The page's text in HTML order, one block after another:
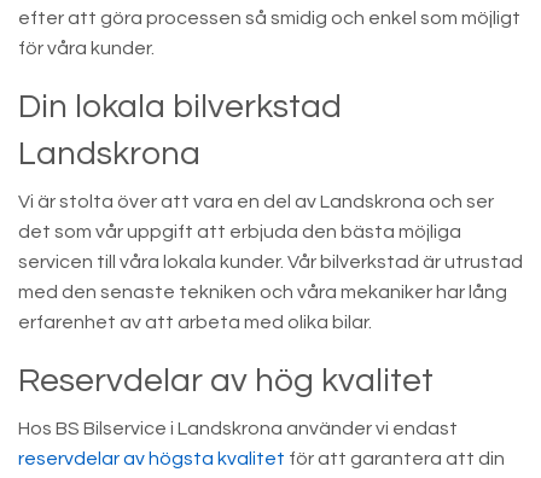
efter att göra processen så smidig och enkel som möjligt
för våra kunder.
Din lokala bilverkstad
Landskrona
Vi är stolta över att vara en del av Landskrona och ser
det som vår uppgift att erbjuda den bästa möjliga
servicen till våra lokala kunder. Vår bilverkstad är utrustad
med den senaste tekniken och våra mekaniker har lång
erfarenhet av att arbeta med olika bilar.
Reservdelar av hög kvalitet
Hos BS Bilservice i Landskrona använder vi endast
reservdelar av högsta kvalitet för att garantera att din